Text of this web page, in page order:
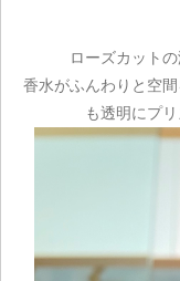
ローズカット
香水がふんわりと空
も透明にプ